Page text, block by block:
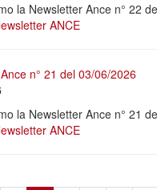
la Newsletter Ance n° 22
ANCE
n° 21 del 03/06/2026
la Newsletter Ance n° 21
ANCE